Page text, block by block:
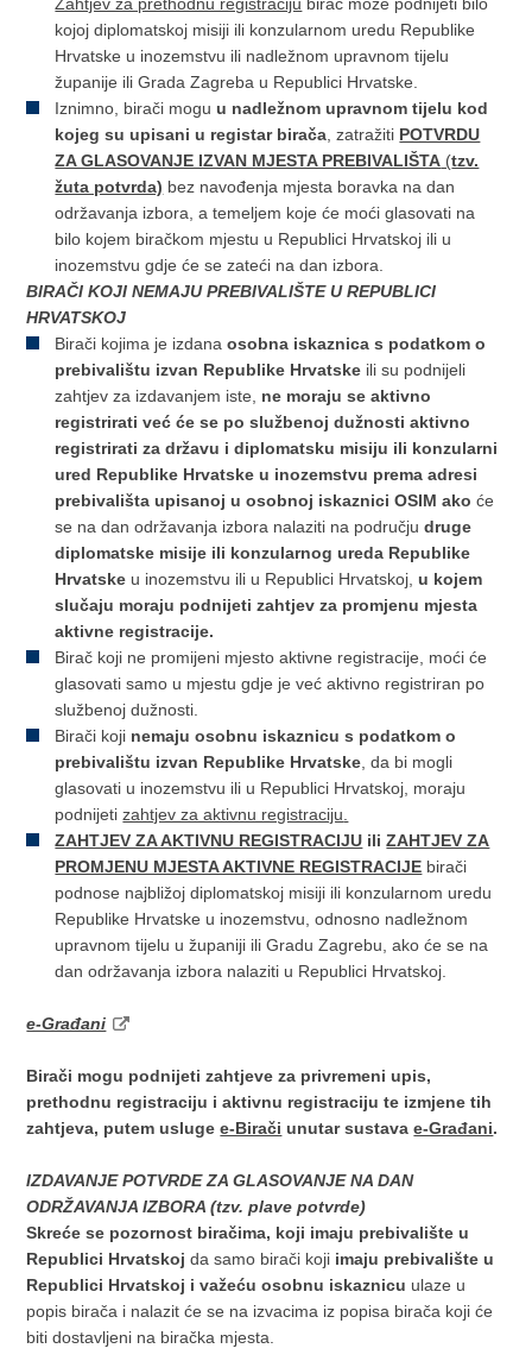
kojoj diplomatskoj misiji ili konzularnom uredu Republike
Hrvatske u inozemstvu ili nadležnom upravnom tijelu
županije ili Grada Zagreba u Republici Hrvatske.
Iznimno, birači moguu nadležnom upravnom tijelu kod
kojeg su upisani u registar birača , zatražiti POTVRDU
ZA GLASOVANJE IZVAN MJESTA PREBIVALIŠTA (tzv.
žuta potvrda) bez navođenja mjesta boravka na dan
održavanja izbora, a temeljem koje će moći glasovati na
bilo kojem biračkom mjestu u Republici Hrvatskoj ili u
inozemstvu gdje će se zateći na dan izbora.
BIRAČI KOJI NEMAJU PREBIVALIŠTE U REPUBLICI
HRVATSKOJ
Birači kojima je izdanaosobna iskaznica s podatkom o
prebivalištu izvan Republike Hrvatske ili su podnijeli
zahtjev za izdavanjem iste,
ne moraju se aktivno
registrirati već će se po službenoj dužnosti aktivno
registrirati za državu i diplomatsku misiju ili konzularni
ured Republike Hrvatske u inozemstvu prema adresi
prebivališta upisanoj u osobnoj iskaznici OSIM ako će
se na dan održavanja izbora nalaziti na područjudruge
diplomatske misije ili konzularnog ureda Republike
Hrvatske u inozemstvu ili u Republici Hrvatskoj,u kojem
slučaju moraju podnijeti zahtjev za promjenu mjesta
aktivne registracije.
Birač koji ne promijeni mjesto aktivne registracije, moći će
glasovati samo u mjestu gdje je već aktivno registriran po
službenoj dužnosti.
Birači koji nemaju osobnu iskaznicu s podatkom o
prebivalištu izvan Republike Hrvatske , da bi mogli
glasovati u inozemstvu ili u Republici Hrvatskoj, moraju
podnijetizahtjev za aktivnu registraciju
ZAHTJEV ZA AKTIVNU REGISTRACIJU iliZAHTJEV ZA
PROMJENU MJESTA AKTIVNE REGISTRACIJE birači
podnose najbližoj diplomatskoj misiji ili konzularnom uredu
Republike Hrvatske u inozemstvu, odnosno nadležnom
upravnom tijelu u županiji ili Gradu Zagrebu, ako će se na
dan održavanja izbora nalaziti u Republici Hrvatskoj.
e-Građani
Birači mogu podnijeti zahtjeve za privremeni upis,
prethodnu registraciju i aktivnu registraciju te izmjene tih
zahtjeva, putem uslugee-Birači unutar sustavae-Građani.
IZDAVANJE POTVRDE ZA GLASOVANJE NA DAN
ODRŽAVANJA IZBORA (tzv. plave potvrde)
Skreće se pozornost biračima, koji imaju prebivalište u
Republici Hrvatskoj da samo birači koji imaju prebivalište u
Republici Hrvatskoj i važeću osobnu iskaznicu ulaze u
popis birača i nalazit će se na izvacima iz popisa birača koji će
biti dostavljeni na biračka mjesta.